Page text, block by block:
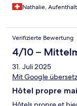
Nathalie,
Verifizierte Bewertung
4/10 –
31. Juli 2025
Mit Google
Hôtel propre